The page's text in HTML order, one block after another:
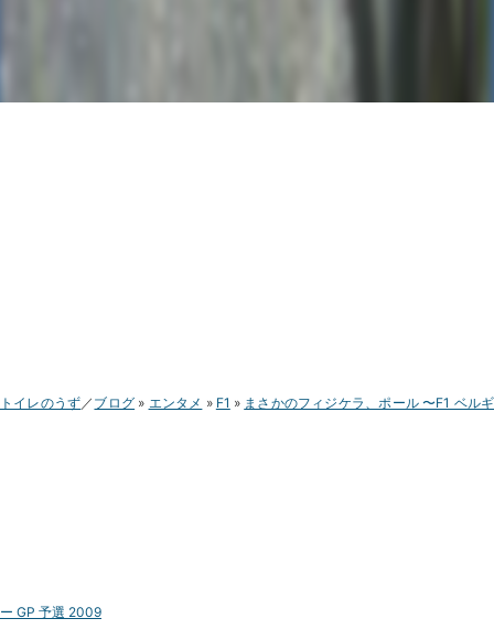
トイレのうず ブログ エンタメ F1 まさかのフィジケラ、ポール 〜F1 ベルギ
ー GP 予選 2009